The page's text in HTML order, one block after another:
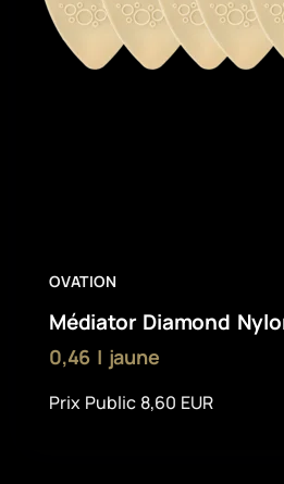
OVATION
Médiator Diamond
0,46 | jaune
Prix Public 8,60 EUR